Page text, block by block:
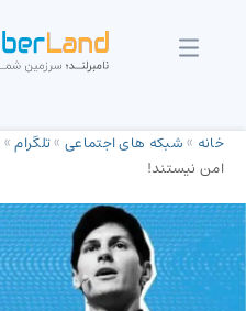
خانه »شبکه های اجتماعی»تلگرام»
امن نیستند!